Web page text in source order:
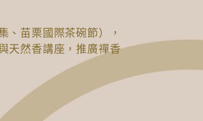
、苗栗國際茶碗節），
天然香講座，推廣禪香